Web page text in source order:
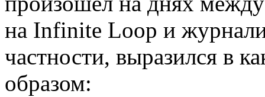
на Infinite Loop и
частности, выразился в
образом: